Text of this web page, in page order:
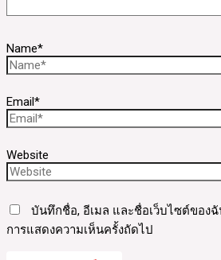
Name*
Email*
Website
บันทึกชื่อ, อีเมล และชื่อเว็บไซต์ของ
การแสดงความเห็นครั้งถัดไป